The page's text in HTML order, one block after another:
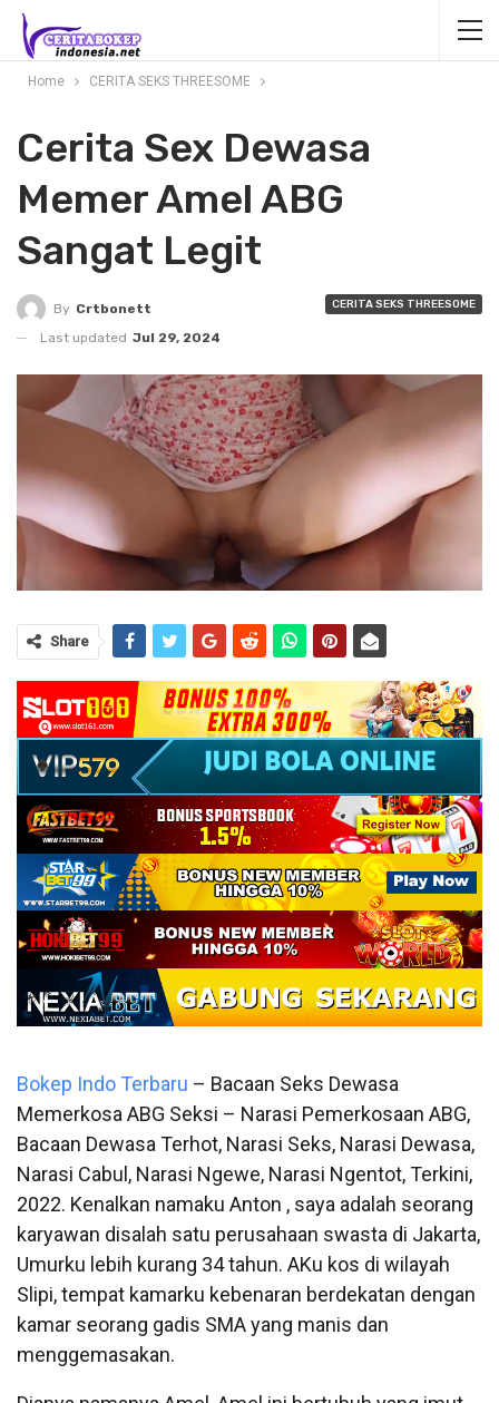
Home CERITA SEKS THREESOME
Cerita Sex Dewasa
Memer Amel ABG
Sangat Legit
CERITA SEKS THREESOME
By Crtbonett
Last updated Jul 29, 2024
Share
Bokep Indo Terbaru – Bacaan Seks Dewasa
Memerkosa ABG Seksi – Narasi Pemerkosaan ABG,
Bacaan Dewasa Terhot, Narasi Seks, Narasi Dewasa,
Narasi Cabul, Narasi Ngewe, Narasi Ngentot, Terkini,
2022. Kenalkan namaku Anton , saya adalah seorang
karyawan disalah satu perusahaan swasta di Jakarta,
Umurku lebih kurang 34 tahun. AKu kos di wilayah
Slipi, tempat kamarku kebenaran berdekatan dengan
kamar seorang gadis SMA yang manis dan
menggemasakan.